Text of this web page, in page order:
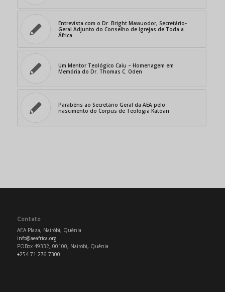
Entrevista com o Dr. Bright Mawuodor, Secretário-
Geral Adjunto do Conselho de Igrejas de Toda a
África
Um Mentor Teológico Caiu – Homenagem em
Memória do Dr. Thomas C. Oden
Parabéns ao Secretário Geral da AEA pelo
nascimento do Corpus de Teologia Katoan
Contato
AEA Plaza, Nairóbi, Quênia
info@aeafrica.org
POBox 49332, 00100, Nairobi, Quênia
+254 71 276 7300